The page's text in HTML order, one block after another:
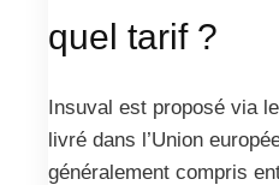
quel tarif ?
Insuval est proposé via
livré dans l’Union
généralement compris